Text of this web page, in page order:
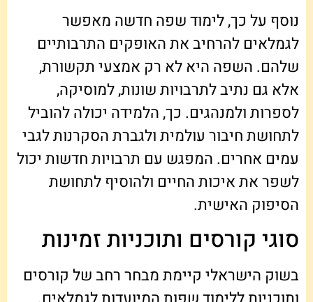
נוסף על כך, לימוד שפה חדשה מאפשר
לגמלאים להרחיב את האופקים התרבותיים
שלהם. השפה היא לא רק אמצעי תקשורת,
אלא גם נתיב לתרבויות שונות, למוסיקה,
לספרות ולמנהגים. כך, הלמידה יכולה להוביל
לתחושת חיבור עולמית ולגברת הסקרנות לגבי
עמים אחרים. המפגש עם תרבויות חדשות יכול
לשפר את איכות החיים ולהוסיף לתחושת
הסיפוק האישית.
סוגי קורסים ותוכניות זמינות
בשוק הישראלי קיימת מבחר רחב של קורסים